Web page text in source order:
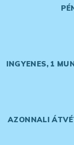
INGYENES, 1
AZONNALI